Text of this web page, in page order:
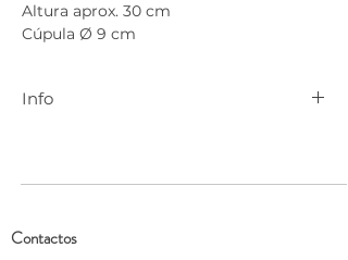
Altura aprox. 30 cm
Cúpula Ø 9 cm
Info
Contactos